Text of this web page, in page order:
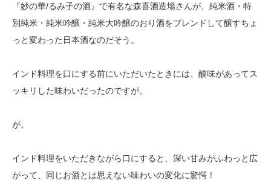
『妙の華/るみ子の酒』で有名な森喜酒造場さんが、純米酒・特
別純米・純米吟醸・純米大吟醸のおり酒をブレンドして醸すちょ
っと変わった日本酒なのだそう。
インド料理を口にする前にいただいたときには、酸味があってス
ッキリした味わいだったのですが。
が。
インド料理をいただきながら口にすると、深い甘みがふわっと広
がって、同じお酒とは思えない味わいの変化に驚愕！